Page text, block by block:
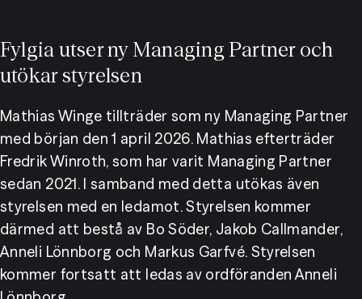
Fylgia utser ny Managing Partner och
utökar styrelsen
Mathias Winge tillträder som ny Managing Partner
med början den 1 april 2026. Mathias efterträder
Fredrik Winroth, som har varit Managing Partner
sedan 2021. I samband med detta utökas även
styrelsen med en ledamot. Styrelsen kommer
därmed att bestå av Bo Söder, Jakob Callmander,
Anneli Lönnborg och Markus Garfvé. Styrelsen
kommer fortsatt att ledas av ordföranden Anneli